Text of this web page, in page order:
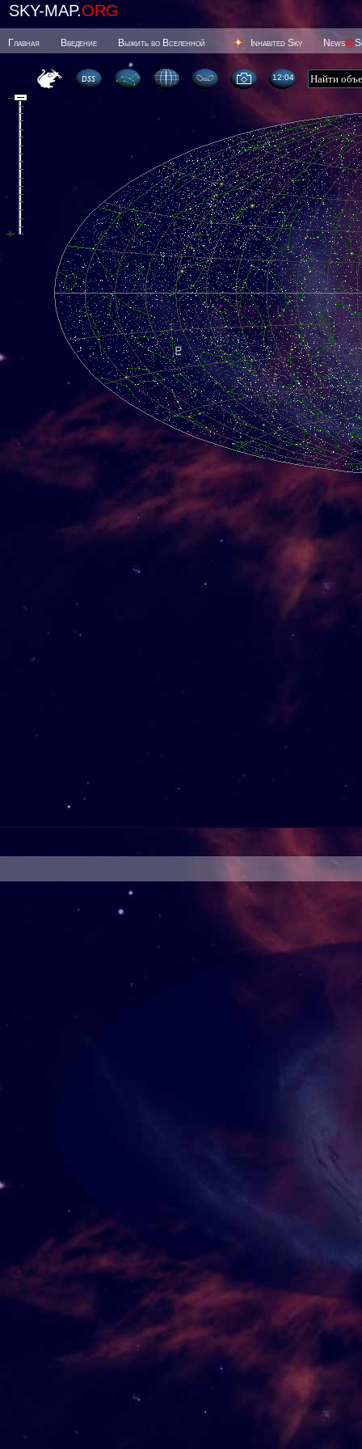
SKY-MAP.ORG
Главная Введение Выжить во Вселенной Inhabited Sky News@
12 04